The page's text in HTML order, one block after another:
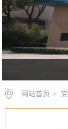
网站首页 >